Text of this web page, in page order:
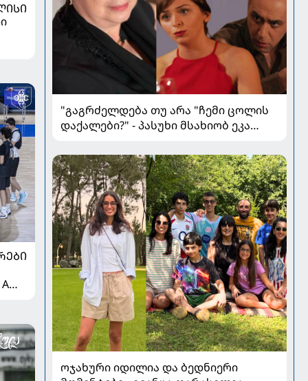
"გაგრძელდება თუ არა "ჩემი ცოლის
დაქალები?" - პასუხი მსახიობ ეკა
ოჯახური იდილია და ბედნიერი